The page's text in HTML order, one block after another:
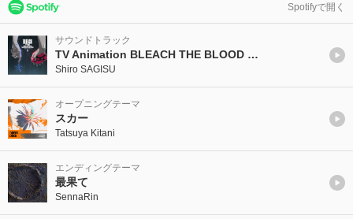
Spotifyで開く
サウンドトラック
TV Animation BLEACH THE BLOOD WARFARE Original Soundtrack Ⅰ
Shiro SAGISU
オープニングテーマ
スカー
Tatsuya Kitani
エンディングテーマ
最果て
SennaRin